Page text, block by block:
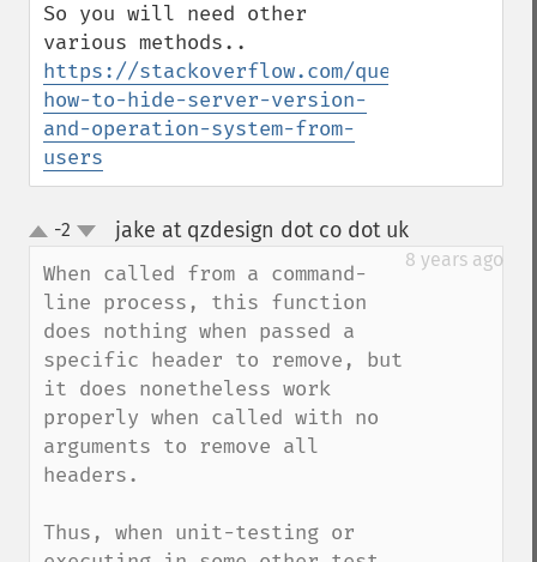
So you will need other
https://stackoverflow.com/questions/
how-to-hide-server-version-
and-operation-system-from-
users
up
down
-2 jake at qzdesign dot co dot uk¶
8 years ago
When called from a command-
line process, this function
does nothing when passed a
specific header to remove, but
it does nonetheless work
properly when called with no
arguments to remove all
headers.
Thus, when unit-testing or